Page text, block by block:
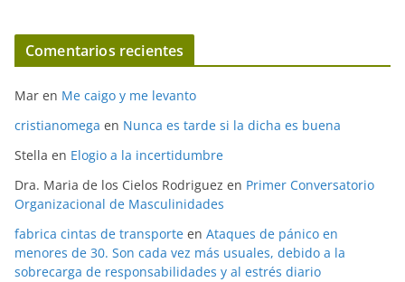
Comentarios recientes
Mar en Me caigo y me levanto
cristianomega en Nunca es tarde si la dicha es buena
Stella en Elogio a la incertidumbre
Dra. Maria de los Cielos Rodriguez en Primer Conversatorio
Organizacional de Masculinidades
fabrica cintas de transporte en Ataques de pánico en
menores de 30. Son cada vez más usuales, debido a la
sobrecarga de responsabilidades y al estrés diario